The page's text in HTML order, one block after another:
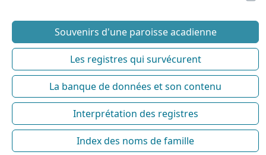
Souvenirs d'une paroisse acadienne
Les registres qui survécurent
La banque de données et son contenu
Interprétation des registres
Index des noms de famille